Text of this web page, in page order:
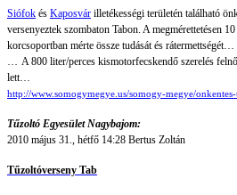
Siófok és Kaposvár illetékességi területén található
versenyeztek szombaton Tabon. A megmérettetésen
korcsoportban mérte össze tudását és rátermettségét…
… A 800 liter/perces kismotorfecskendő szerelés
lett…
http://www.somogymegye.us/somogy-megye/
Tűzoltó Egyesület Nagybajom:
2010 május 31., hétfő 14:28 Bertus Zoltán
Tűzoltóverseny Tab